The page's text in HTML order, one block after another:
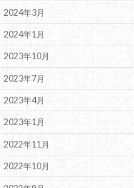
2024年3月
2024年1月
2023年10月
2023年7月
2023年4月
2023年1月
2022年11月
2022年10月